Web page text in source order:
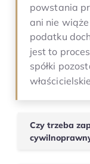
powstania
ani nie
podatku
jest to
spółki
Czy trzeba